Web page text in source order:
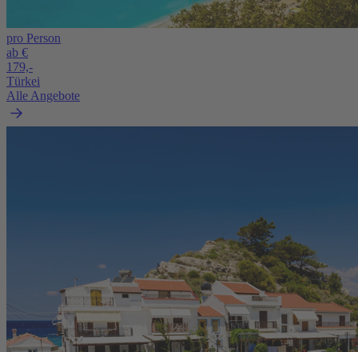
pro Person
ab €
179,-
Türkei
Alle Angebote